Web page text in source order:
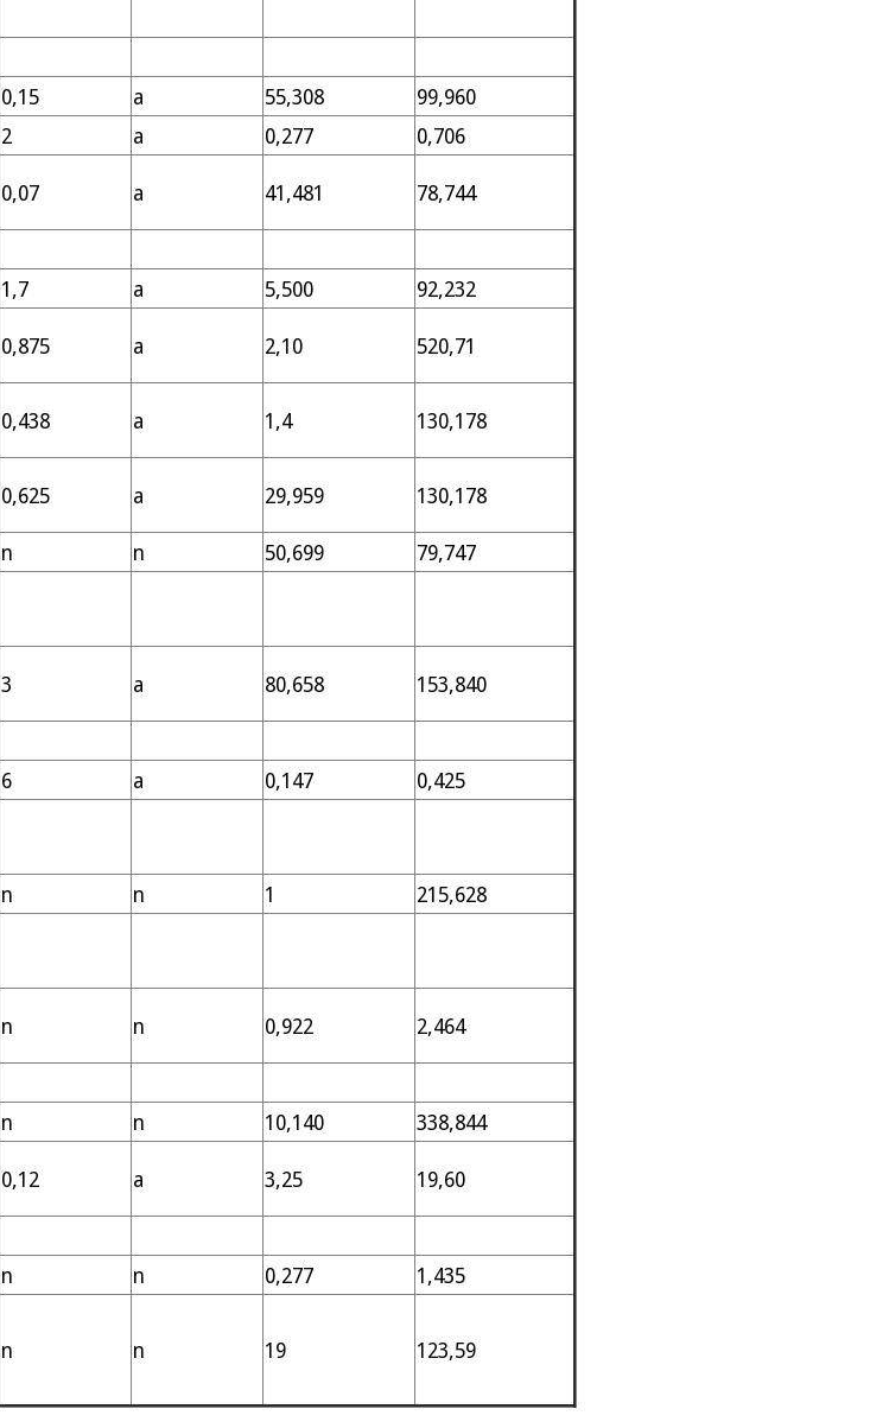
0,15 a 55,308
99,960
2 a 0,277
0,706
0,07 a 41,481
78,744
1,7 a 5,500
92,232
0,875 a 2,10
520,71
0,438 a 1,4
130,178
0,625 a 29,959
130,178
n n 50,699
79,747
3 a 80,658
153,840
6 a 0,147
0,425
n n 1
215,628
n n 0,922
2,464
n n 10,140
338,844
0,12 a 3,25
19,60
n n 0,277
1,435
n n 19 123,59